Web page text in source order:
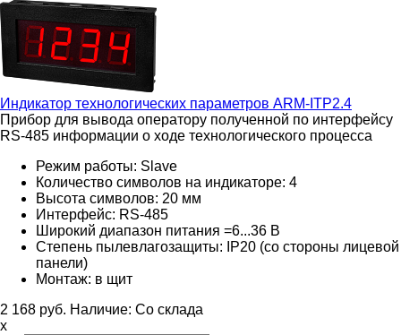
Индикатор технологических параметров ARM-ITP2.4
Прибор для вывода оператору полученной по интерфейсу
RS-485 информации о ходе технологического процесса
Режим работы: Slave
Количество символов на индикаторе: 4
Высота символов: 20 мм
Интерфейс: RS-485
Широкий диапазон питания =6...36 В
Степень пылевлагозащиты: IP20 (со стороны лицевой
панели)
Монтаж: в щит
2 168 руб. Наличие: Со склада
х